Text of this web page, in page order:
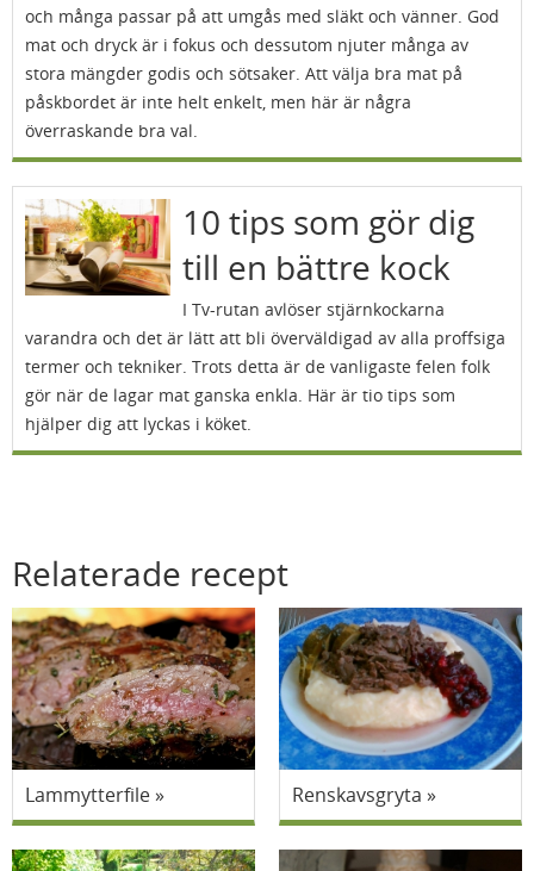
och många passar på att umgås med släkt och vänner. God
mat och dryck är i fokus och dessutom njuter många av
stora mängder godis och sötsaker. Att välja bra mat på
påskbordet är inte helt enkelt, men här är några
överraskande bra val.
10 tips som gör dig
till en bättre kock
I Tv-rutan avlöser stjärnkockarna
varandra och det är lätt att bli överväldigad av alla proffsiga
termer och tekniker. Trots detta är de vanligaste felen folk
gör när de lagar mat ganska enkla. Här är tio tips som
hjälper dig att lyckas i köket.
Relaterade recept
Lammytterfile Renskavsgryta